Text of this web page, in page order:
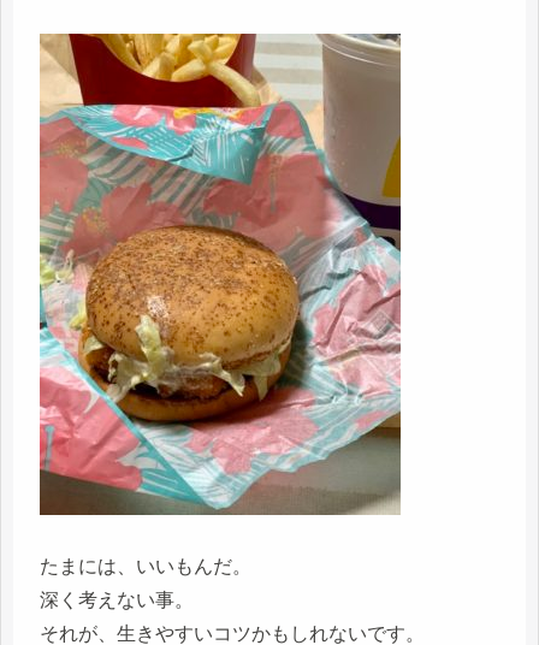
たまには、いいもんだ。
深く考えない事。
それが、生きやすいコツかもしれないです。